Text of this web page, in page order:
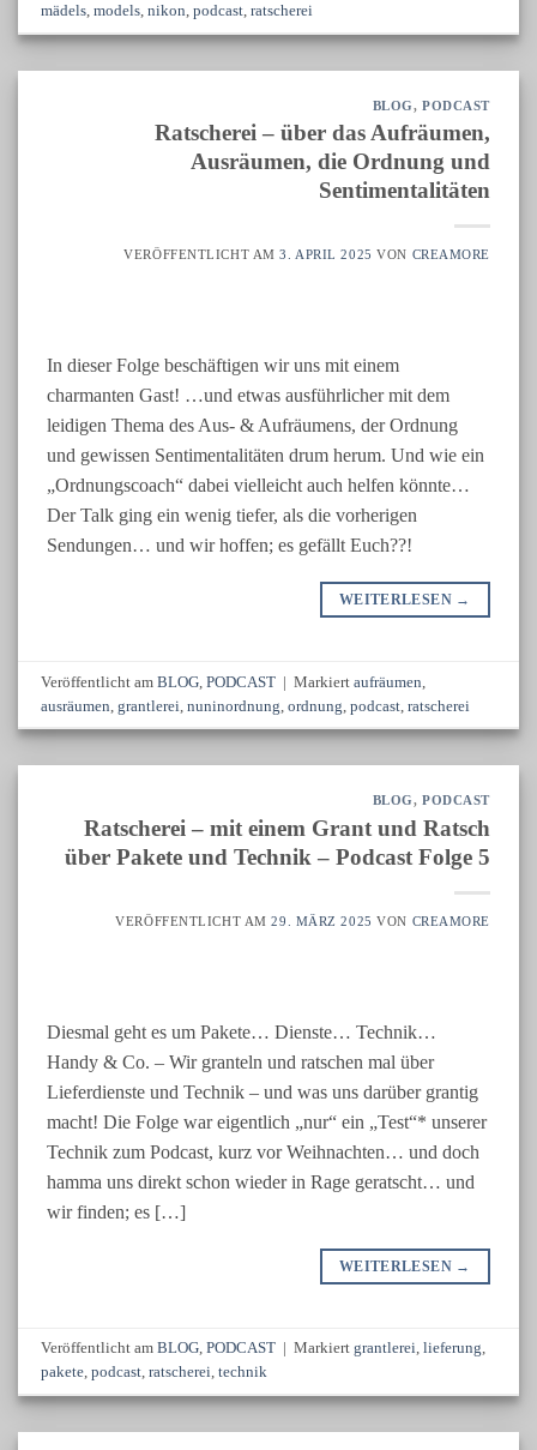
mädels,models,nikon,podcast,ratscherei
BLOG,PODCAST
Ratscherei – über das Aufräumen,
Ausräumen, die Ordnung und
Sentimentalitäten
VERÖFFENTLICHT AM3. APRIL 2025 VON CREAMORE
In dieser Folge beschäftigen wir uns mit einem
charmanten Gast! …und etwas ausführlicher mit dem
leidigen Thema des Aus- & Aufräumens, der Ordnung
und gewissen Sentimentalitäten drum herum. Und wie ein
„Ordnungscoach“ dabei vielleicht auch helfen könnte…
Der Talk ging ein wenig tiefer, als die vorherigen
Sendungen… und wir hoffen; es gefällt Euch??!
WEITERLESEN →
Veröffentlicht amBLOG ,PODCAST | Markiertaufräumen
ausräumen ,grantlerei ,nuninordnung ,ordnung ,podcast ,ratscherei
BLOG,PODCAST
Ratscherei – mit einem Grant und Ratsch
über Pakete und Technik – Podcast Folge 5
VERÖFFENTLICHT AM29. MÄRZ 2025 VON CREAMORE
Diesmal geht es um Pakete… Dienste… Technik…
Handy & Co. – Wir granteln und ratschen mal über
Lieferdienste und Technik – und was uns darüber grantig
macht! Die Folge war eigentlich „nur“ ein „Test“* unserer
Technik zum Podcast, kurz vor Weihnachten… und doch
hamma uns direkt schon wieder in Rage geratscht… und
wir finden; es […]
WEITERLESEN →
Veröffentlicht amBLOG,PODCAST Markiertgrantlerei,lieferung,
pakete,podcast,ratscherei,technik